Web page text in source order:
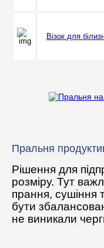
Візок для
Пральня
Рішення для
розміру. Тут
прання, сушіння
бути
не виникали